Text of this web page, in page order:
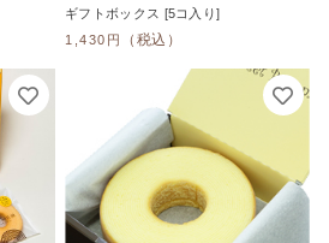
ギフトボックス [5コ入り]
1,430円
（税込）
ギフトボックス
セール